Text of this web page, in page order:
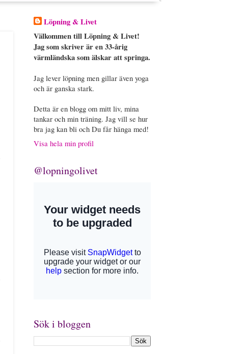
Löpning & Livet
Välkommen till Löpning & Livet!
Jag som skriver är en 33-årig
värmländska som älskar att springa.
Jag lever löpning men gillar även yoga
och är ganska stark.
Detta är en blogg om mitt liv, mina
tankar och min träning. Jag vill se hur
bra jag kan bli och Du får hänga med!
Visa hela min profil
@lopningolivet
Sök i bloggen